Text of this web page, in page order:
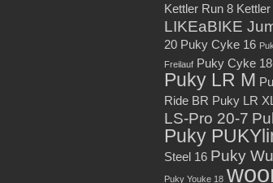
Kettler Run 8
LIKEaBIKE
20 Puky Cyke 16
Freilauf Puky Cyke
Puky LR M
Ride BR Puky LR XL
LS-Pro 20-7
Puky
Steel 16 Puky
Puky Youke 18